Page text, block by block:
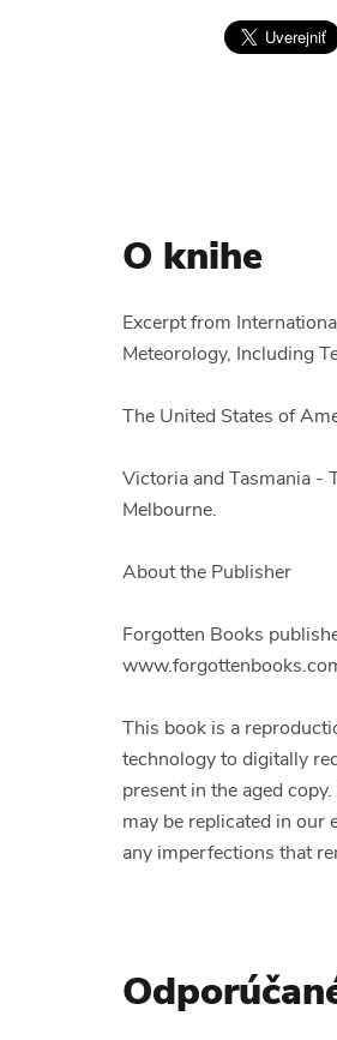
O knihe
Excerpt from
Meteorology, Including
The United States of
Victoria and Tasmania -
Melbourne.
About the Publisher
Forgotten Books
This book is a
technology to digitally
present in the aged
may be replicated in our
any imperfections that